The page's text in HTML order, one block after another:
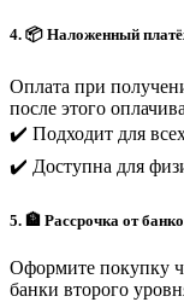
4. 📦 Наложенный
Оплата при
после этого
✔️ Подходит для
✔️ Доступна для
5. 🏦 Рассрочка от
Оформите покупку
банки второго